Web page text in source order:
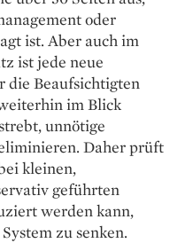
oder
ist. Aber auch im
ist jede neue
die Beaufsichtigten
im Blick
unnötige
Daher prüft
kleinen,
geführten
werden kann,
zu senken.